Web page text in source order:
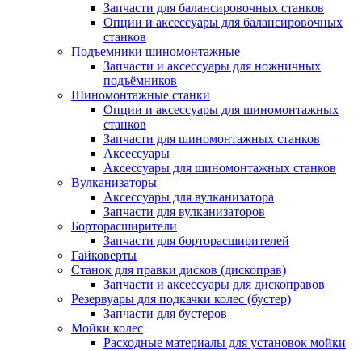
Запчасти для балансировочных станков
Опции и аксессуары для балансировочных
станков
Подъемники шиномонтажные
Запчасти и аксессуары для ножничных
подъёмников
Шиномонтажные станки
Опции и аксессуары для шиномонтажных
станков
Запчасти для шиномонтажных станков
Аксессуары
Аксессуары для шиномонтажных станков
Вулканизаторы
Аксессуары для вулканизатора
Запчасти для вулканизаторов
Борторасширители
Запчасти для борторасширителей
Гайковерты
Станок для правки дисков (дископрав)
Запчасти и аксессуары для дископравов
Резервуары для подкачки колес (бустер)
Запчасти для бустеров
Мойки колес
Расходные материалы для установок мойки